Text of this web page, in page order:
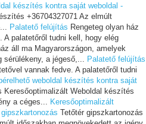
készítés kontra saját weboldal -
+36704327071 Az elmúlt
Palatető felújítás Rengeteg olyan ház
palatetőről tudni kell, hogy elég
áll ma Magyarországon, amelyek
sérülékeny, a jégeső,... Palatető felújítás
vannak fedve. A palatetőről tudni
weboldal készítés kontra saját
Keresőoptimalizált Weboldal készítés
a céges... Keresőoptimalizált
Tetőtér gipszkartonozás